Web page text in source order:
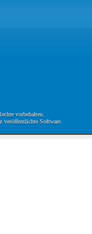
vorbehalten.
veröffentlichte Software.